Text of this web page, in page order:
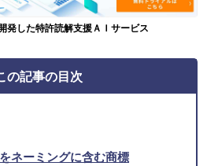
発した特許読解支援ＡＩサービス
の記事の目次
ネーミングに含む商標